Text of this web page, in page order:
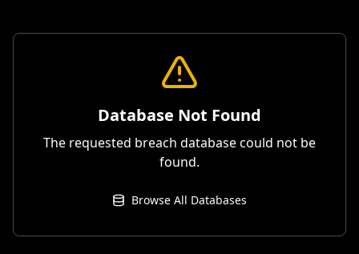
Database Not Found
The requested breach database could not be
found.
Browse All Databases